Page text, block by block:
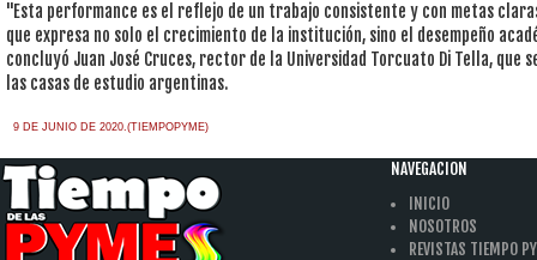
"Esta performance es el reflejo de un trabajo consistente y con metas
que expresa no solo el crecimiento de la institución, sino el desempeño
concluyó Juan José Cruces, rector de la Universidad Torcuato Di Tella, que
las casas de estudio argentinas.
9 DE JUNIO DE 2020.(TIEMPOPYME)
NAVEGACION
INICIO
NOSOTROS
REVISTAS TIEMPO